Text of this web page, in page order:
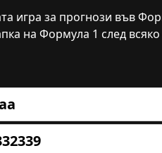
игра за прогнози във
на Формула 1 след